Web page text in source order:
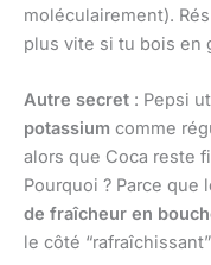
moléculairement).
plus vite si tu bois en
Autre secret : Pepsi
potassium comme
alors que Coca reste
Pourquoi ? Parce que
de fraîcheur en
le côté